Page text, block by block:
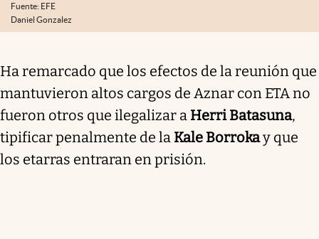
Fuente: EFE
Daniel Gonzalez
Ha remarcado que los efectos de la reunión que
mantuvieron altos cargos de Aznar con ETA no
fueron otros que ilegalizar a Herri Batasuna,
tipificar penalmente de la Kale Borrokay que
los etarras entraran en prisión.